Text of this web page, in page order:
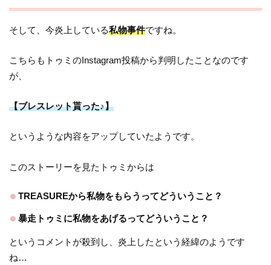
そして、今炎上している私物事件ですね。
こちらもトゥミのInstagram投稿から判明したことなのです
が、
【ブレスレット貰った♪】
というような内容をアップしていたようです。
このストーリーを見たトゥミからは
TREASUREから私物をもらうってどういうこと？
暴走トゥミに私物をあげるってどういうこと？
というコメントが殺到し、炎上したという経緯のようです
ね…